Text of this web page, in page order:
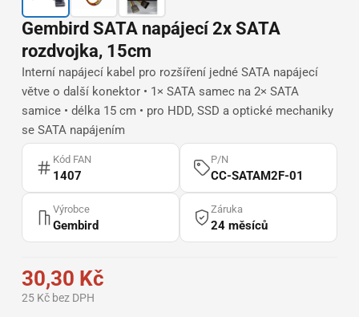
Gembird SATA napájecí 2x SATA
rozdvojka, 15cm
Interní napájecí kabel pro rozšíření jedné SATA napájecí
větve o další konektor • 1× SATA samec na 2× SATA
samice • délka 15 cm • pro HDD, SSD a optické mechaniky
se SATA napájením
Kód FAN
1407
P/N
CC-SATAM2F-01
Výrobce
Gembird
Záruka
24 měsíců
30,30 Kč
25 Kč bez DPH